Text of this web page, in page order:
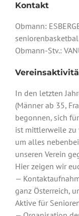
Kontakt
Obmann:
Obmann-Stv.:
In den letzten
(Männer ab 35,
begonnen, sich
ist mittlerweile zu
um alles
unseren Verein
Hier zeigen wir
—
ganz Österreich,
Aktive für